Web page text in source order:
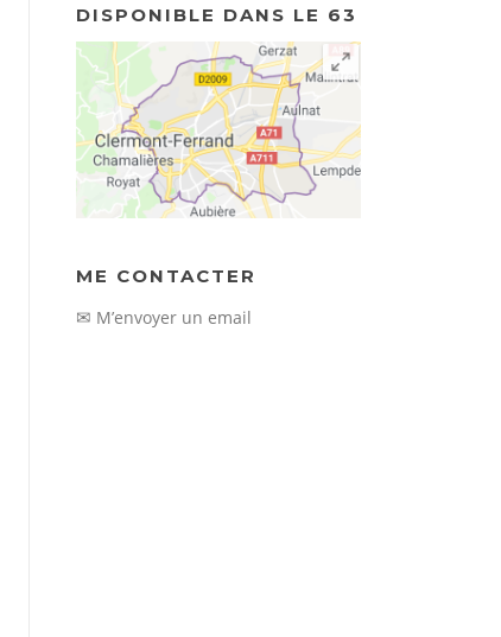
DISPONIBLE DANS LE 63
ME CONTACTER
✉ M’envoyer un email